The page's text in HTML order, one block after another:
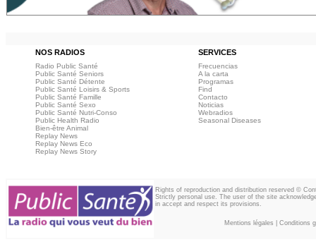
NOS RADIOS SERVICES
Radio Public Santé
Public Santé Seniors
Public Santé Détente
Public Santé Loisirs & Sports
Public Santé Famille
Public Santé Sexo
Public Santé Nutri-Conso
Public Health Radio
Bien-être Animal
Replay News
Replay News Eco
Replay News Story
Frecuencias
A la carta
Programas
Find
Contacto
Noticias
Webradios
Seasonal Diseases
Rights of reproduction and distribution reserved ©
Strictly personal use. The user of the site
in accept and respect its provisions.
Mentions légales Conditions